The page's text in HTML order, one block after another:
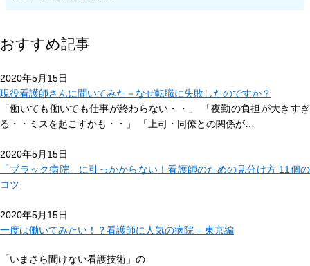
おすすめ記事
2020年5月15日
現役看護師さんに聞いてみた－なぜ転職に失敗したのですか？
「働いても働いても仕事が終わらない・・」 「夜勤の負担が大きすぎ
る・・ミスを起こすかも・・」 「上司・同僚との関係が…
2020年5月15日
「ブラック病院」に引っかからない！看護師のための見分け方 11個の
コツ
2020年5月15日
一度は働いてみたい！？看護師に人気の病院 – 東京編
「いまさら聞けない看護技術」の